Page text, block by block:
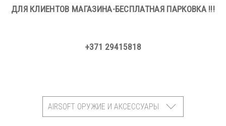
ДЛЯ КЛИЕНТОВ МАГАЗИНА-БЕСПЛАТНАЯ ПАРКОВКА !!!
+371 29415818
AIRSOFT ОРУЖИЕ И АКСЕССУАРЫ